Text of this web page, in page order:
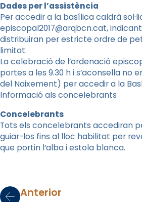
Dades per l’assistència
Per accedir a la basílica caldrà
episcopal2017@arqbcn.cat,
distribuiran per estricte ordre de
limitat.
La celebració de l’ordenació
portes a les 9.30 h i s’aconsella no
del Naixement) per accedir a la
Informació als concelebrants
Concelebrants
Tots els concelebrants accediran
guiar-los fins al lloc habilitat per
que portin l’alba i estola blanca.
Anterior